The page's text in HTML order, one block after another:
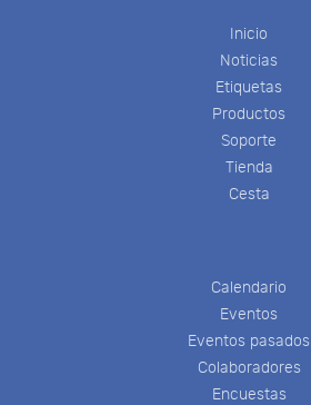
Inicio
Noticias
Etiquetas
Productos
Soporte
Tienda
Cesta
Calendario
Eventos
Eventos pasados
Colaboradores
Encuestas